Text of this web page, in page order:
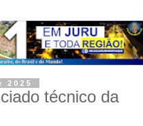
2025
técnico da